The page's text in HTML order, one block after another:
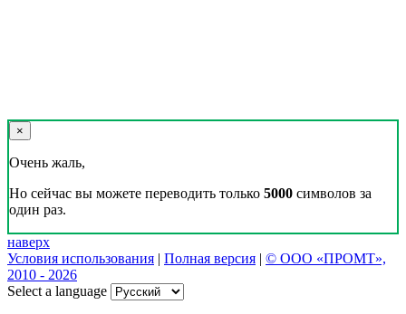
×
Очень жаль,
Но сейчас вы можете переводить только 5000 символов за
один раз.
наверх
Условия использования | Полная версия | © ООО «ПРОМТ»,
2010 - 2026
Select a language